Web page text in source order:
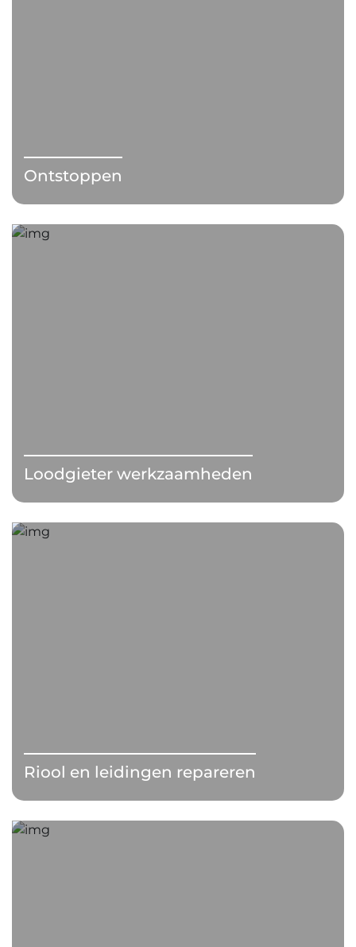
Ontstoppen
Loodgieter werkzaamheden
Riool en leidingen repareren